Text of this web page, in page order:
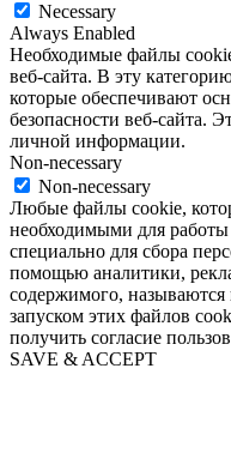
Necessary
Always Enabled
Необходимые файлы
веб-сайта. В эту
которые обеспечивают
безопасности веб-сайта.
личной информации.
Non-necessary
Non-necessary
Любые файлы cookie,
необходимыми для работы
специально для сбора
помощью аналитики,
содержимого,
запуском этих файлов
получить согласие
SAVE & ACCEPT